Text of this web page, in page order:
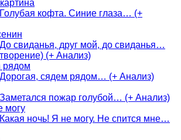
кофта. Синие глаза… (+
свиданья, друг мой, до свиданья…
(+ Анализ)
сядем рядом… (+ Анализ)
пожар голубой… (+ Анализ)
ночь! Я не могу. Не спится мне…